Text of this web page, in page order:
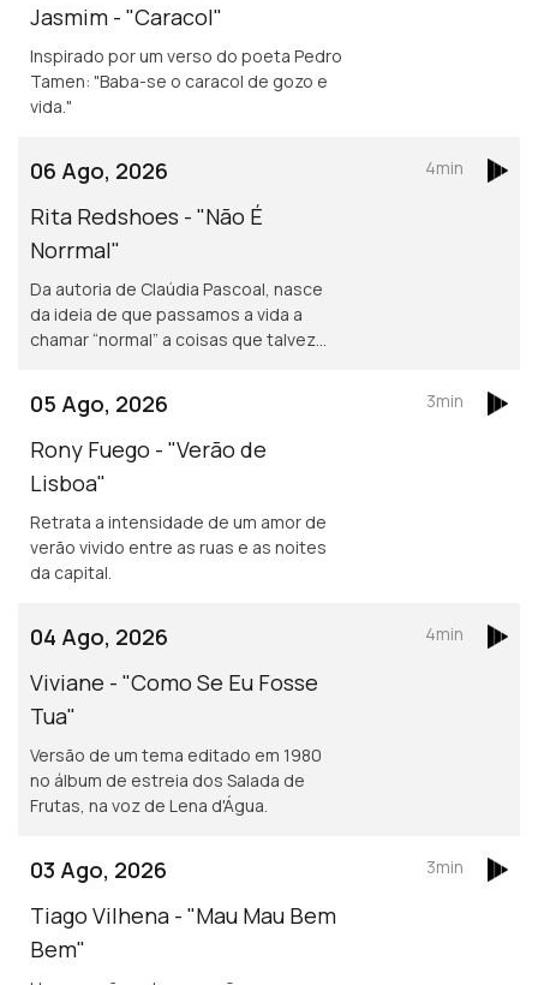
Jasmim - "Caracol"
Inspirado por um verso do poeta Pedro
Tamen: "Baba-se o caracol de gozo e
vida."
06 Ago, 2026
Rita Redshoes - "Não É
Norrmal"
Da autoria de Claúdia Pascoal, nasce
da ideia de que passamos a vida a
chamar “normal” a coisas que talvez
4min
05 Ago, 2026
Rony Fuego - "Verão de
Lisboa"
Retrata a intensidade de um amor de
verão vivido entre as ruas e as noites
da capital.
3min
04 Ago, 2026
Viviane - "Como Se Eu Fosse
Tua"
Versão de um tema editado em 1980
no álbum de estreia dos Salada de
Frutas, na voz de Lena d'Água.
4min
03 Ago, 2026
Tiago Vilhena - "Mau Mau Bem
Bem"
3min